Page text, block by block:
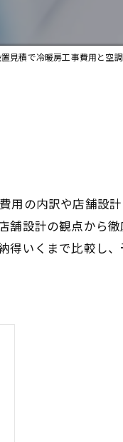
見積で冷暖房工事費用と空
の内訳や店舗設計
舗設計の観点から
得いくまで比較し